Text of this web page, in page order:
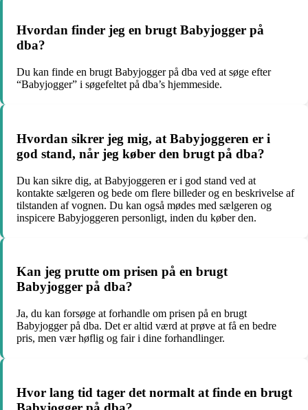
Hvordan finder jeg en brugt Babyjogger på
dba?
Du kan finde en brugt Babyjogger på dba ved at søge efter
“Babyjogger” i søgefeltet på dba’s hjemmeside.
Hvordan sikrer jeg mig, at Babyjoggeren er i
god stand, når jeg køber den brugt på dba?
Du kan sikre dig, at Babyjoggeren er i god stand ved at
kontakte sælgeren og bede om flere billeder og en beskrivelse af
tilstanden af vognen. Du kan også mødes med sælgeren og
inspicere Babyjoggeren personligt, inden du køber den.
Kan jeg prutte om prisen på en brugt
Babyjogger på dba?
Ja, du kan forsøge at forhandle om prisen på en brugt
Babyjogger på dba. Det er altid værd at prøve at få en bedre
pris, men vær høflig og fair i dine forhandlinger.
Hvor lang tid tager det normalt at finde en brugt